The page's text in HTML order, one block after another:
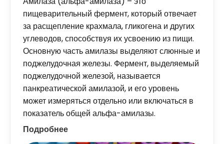
пищеварительный фермент, который отвечает
за расщепление крахмала, гликогена и других
углеводов, способствуя их усвоению из пищи.
Основную часть амилазы выделяют слюнные и
поджелудочная железы. Фермент, выделяемый
поджелудочной железой, называется
панкреатической амилазой, и его уровень
может измеряться отдельно или включаться в
показатель общей альфа-амилазы.
Подробнее